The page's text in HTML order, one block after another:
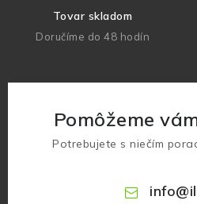
Tovar skladom
Doručíme do 48 hodín
Pomôžeme
Potrebujete s niečím
info@